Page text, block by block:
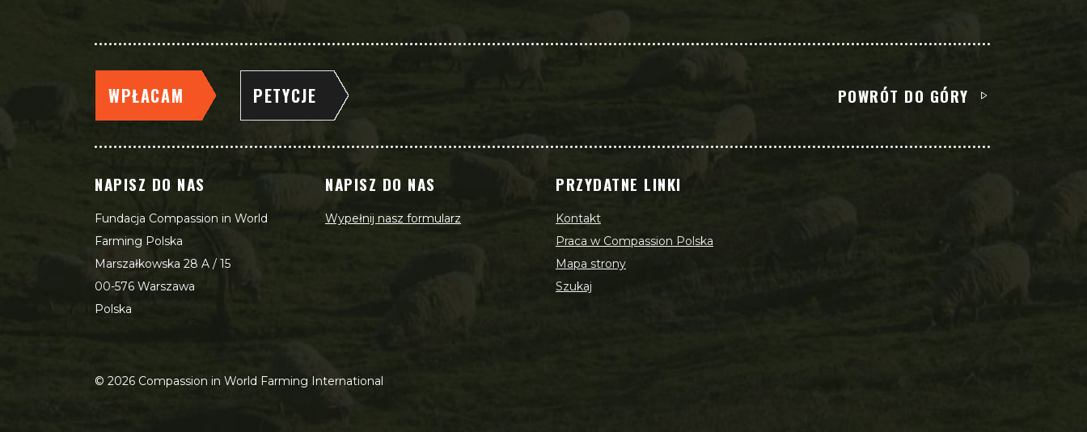
WPŁACAM PETYCJE POWRÓT DO GÓRY
NAPISZ DO NAS
Fundacja Compassion in World
Farming Polska
Marszałkowska 28 A / 15
00-576 Warszawa
Polska
NAPISZ DO NAS
Wypełnij nasz formularz
PRZYDATNE LINKI
Kontakt
Praca w Compassion Polska
Mapa strony
Szukaj
© 2026 Compassion in World Farming International